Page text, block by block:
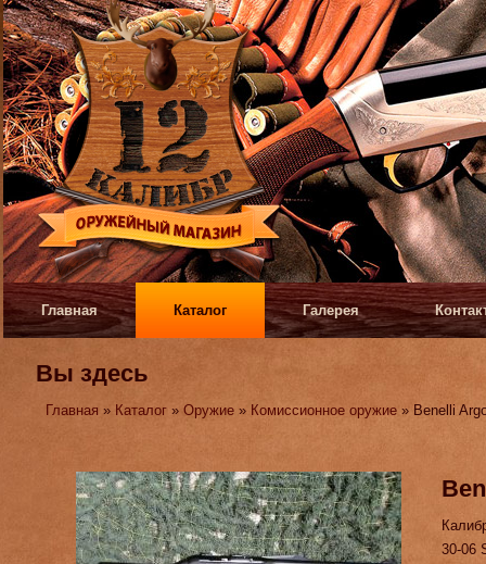
Главная Каталог Галерея
Вы здесь
Главная » Каталог »Оружие » Комиссионное оружие » Benelli
30-06